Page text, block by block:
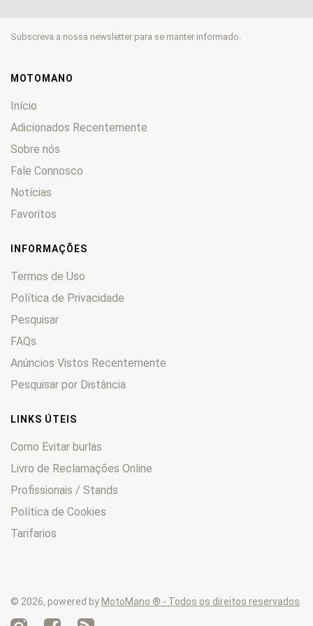
CMX 0
CR 0
CRF
CRM 0
CTX
CX 0
CY
DAX
Derapage
Dominator
Dylan 0
Enduro
F6C 0
FES
FMX 0
Four 0
Fourtrax 0
FT 0
GB 0
Goldwing
Innova 0
Integra 0
Subscreva a nossa newsletter para se manter informado.
MOTOMANO
Início
Adicionados Recentemente
Sobre nós
Fale Connosco
Notícias
Favoritos
INFORMAÇÕES
Termos de Uso
Política de Privacidade
Pesquisar
FAQs
Anúncios Vistos Recentemente
Pesquisar por Distância
LINKS ÚTEIS
Como Evitar burlas
Livro de Reclamações Online
Profissionais / Stands
Política de Cookies
Tarifarios
© 2026, powered by MotoMano ® - Todos os direitos reservados